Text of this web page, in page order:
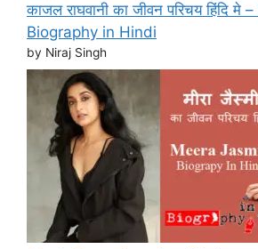
काजल राघवानी का जीवन परिचय हिंदि
Biography in Hindi
by Niraj Singh